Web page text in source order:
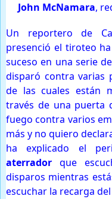
John McNamara,
Un reportero de
presenció el tiroteo
suceso en una serie
disparó contra varias
de las cuales están
través de una puerta
fuego contra varios
más y no quiero
ha explicado el
aterrador que
disparos mientras
escuchar la recarga